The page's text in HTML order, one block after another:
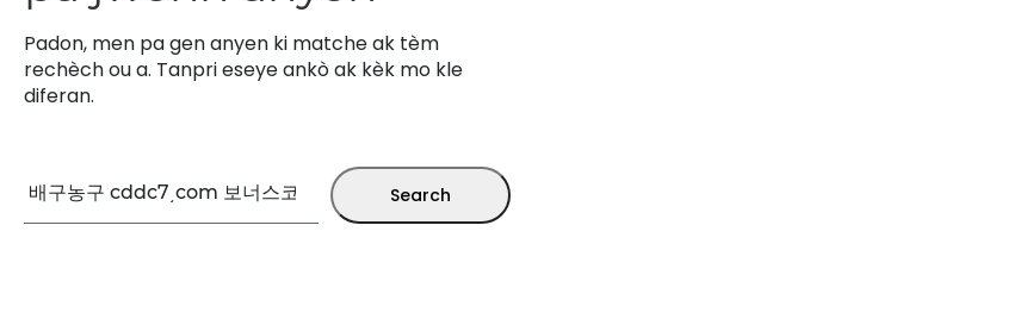
Padon, men pa gen anyen ki matche ak tèm
rechèch ou a. Tanpri eseye ankò ak kèk mo kle
diferan.